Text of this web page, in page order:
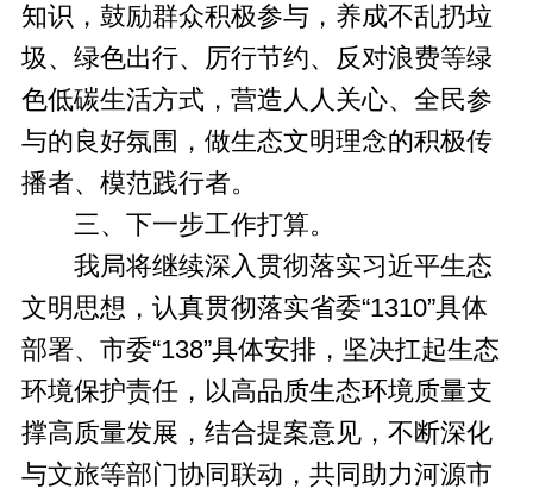
知识，鼓励群众积极参与，养成不乱扔垃
圾、绿色出行、厉行节约、反对浪费等绿
色低碳生活方式，营造人人关心、全民参
与的良好氛围，做生态文明理念的积极传
播者、模范践行者。
三、下一步工作打算。
我局将继续深入贯彻落实习近平生态
文明思想，认真贯彻落实省委“1310”具体
部署、市委“138”具体安排，坚决扛起生态
环境保护责任，以高品质生态环境质量支
撑高质量发展，结合提案意见，不断深化
与文旅等部门协同联动，共同助力河源市